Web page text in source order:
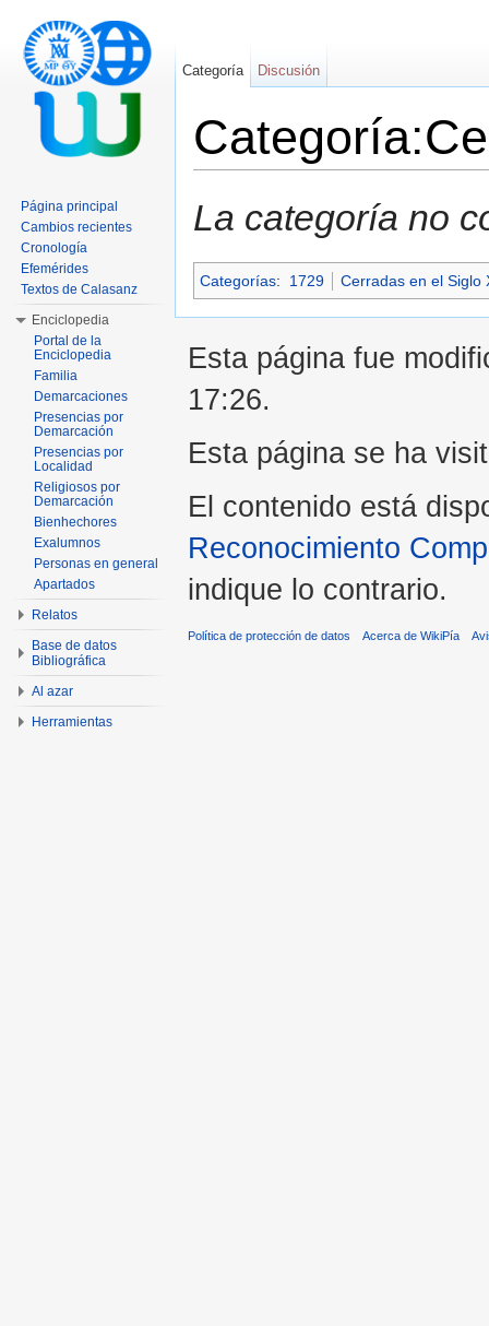
La categoría no
Categorías: 1729 Cerradas en el Siglo
Categoría Discusión
Página principal
Cambios recientes
Cronología
Efemérides
Textos de Calasanz
Enciclopedia
Portal de la
Enciclopedia
Familia
Demarcaciones
Presencias por
Demarcación
Presencias por
Localidad
Religiosos por
Demarcación
Bienhechores
Exalumnos
Personas en general
Apartados
Relatos
Base de datos
Bibliográfica
Al azar
Herramientas
Esta página fue
17:26.
Esta página se ha
El contenido está
Reconocimiento
indique lo contrario.
Política de protección de datos Acerca de WikiPía